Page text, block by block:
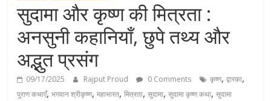
सुदामा और कृष्ण की मित्रता :
अनसुनी कहानियाँ, छुपे तथ्य और
अद्भुत प्रसंग
09/17/2025 Rajput Proud 0 Comments कृष्ण,द्वारका,
पुराण कथाएँ,भगवान श्रीकृष्ण,महाभारत,मित्रता,सुदामा,सुदामा कृष्ण कथा,सुदामा